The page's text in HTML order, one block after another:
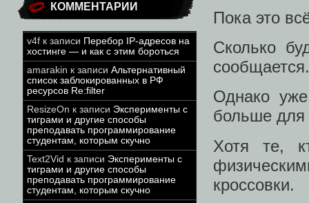
КОММЕНТАРИИ
v4f к записи Перебор IP-адресов на
хостинге — и как с этим бороться
amarakin к записи Альтернативный
список заблокированных в РФ
ресурсов Re:filter
ResizeOn к записи Эксперименты с
тиграми и другие способы
преподавать программирование
студентам, которым скучно
Text2Vid к записи Эксперименты с
тиграми и другие способы
преподавать программирование
студентам, которым скучно
Пока это
Сколько
сообщается.
Однако
больше для
Хотя те,
кроссовки.